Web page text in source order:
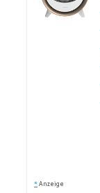
* Anzeige